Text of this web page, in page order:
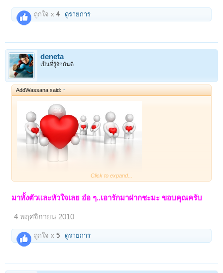
ถูกใจ x4 ดูรายการ
deneta
เป็นที่รู้จักกันดี
AddWassana said: ↑
Click to expand...
มาทั้งตัวและหัวใจเลย อ๋อ ๆ..เอารักมาฝากชะมะ ขอบคุณครับ
4 พฤศจิกายน 2010
ถูกใจ x5 ดูรายการ